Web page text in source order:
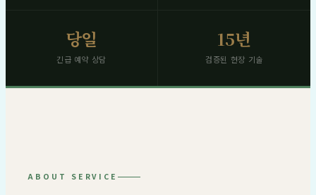
당일
긴급 예약 상담
15년
검증된 현장 기술
ABOUT SERVICE